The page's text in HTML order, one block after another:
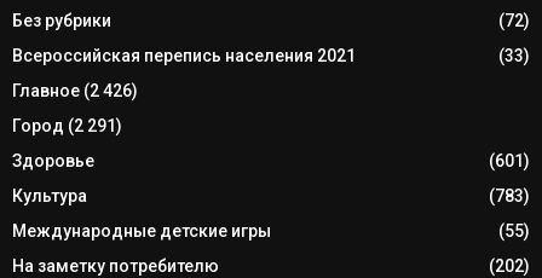
Без рубрики
(72)
Всероссийская перепись населения 2021
(33)
Главное (2 426)
Город (2 291)
Здоровье
(601)
Культура
(783)
Международные детские игры
(55)
На заметку потребителю
(202)